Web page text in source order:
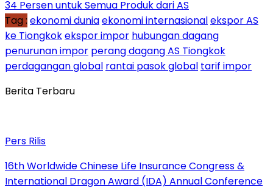
34 Persen untuk Semua Produk dari AS
Tag : ekonomi duniaekonomi internasionalekspor AS
ke Tiongkokekspor impor hubungan dagang
penurunan impor perang dagang AS Tiongkok
perdagangan global rantai pasok global tarif impor
Berita Terbaru
Pers Rilis
16th Worldwide Chinese Life Insurance Congress &
International Dragon Award (IDA) Annual Conference